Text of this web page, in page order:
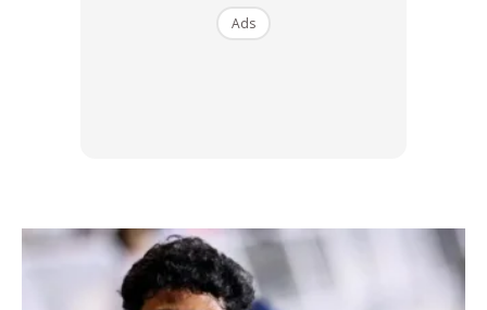
menarik untuk seisi keluarga.Ads